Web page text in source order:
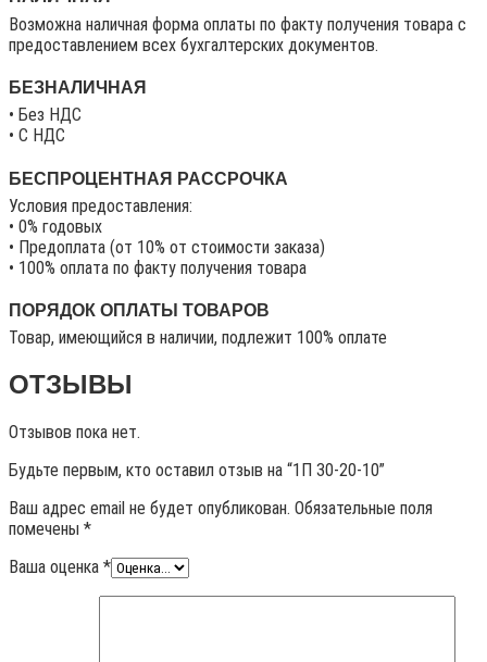
Возможна наличная форма оплаты по факту получения товара с
предоставлением всех бухгалтерских документов.
БЕЗНАЛИЧНАЯ
• Без НДС
• C НДС
БЕСПРОЦЕНТНАЯ РАССРОЧКА
Условия предоставления:
• 0% годовых
• Предоплата (от 10% от стоимости заказа)
• 100% оплата по факту получения товара
ПОРЯДОК ОПЛАТЫ ТОВАРОВ
Товар, имеющийся в наличии, подлежит 100% оплате
ОТЗЫВЫ
Отзывов пока нет.
Будьте первым, кто оставил отзыв на “1П 30-20-10”
Ваш адрес email не будет опубликован. Обязательные поля
помечены *
Ваша оценка *